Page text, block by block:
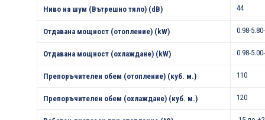
Ниво на шум (Вътрешно тяло) (dB) 44
Отдавана мощност (отопление) (kW) 0.98-
Отдавана мощност (охлаждане) (kW) 0.98-
Препоръчителен обем (отопление) (куб. м.) 110
Препоръчителен обем (охлаждане) (куб. м.) 120